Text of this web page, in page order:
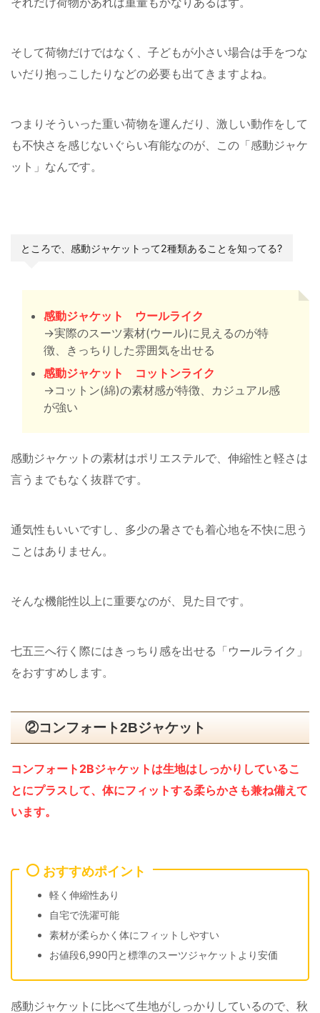
そして荷物だけではなく、子どもが小さい場合は手をつな
いだり抱っこしたりなどの必要も出てきますよね。
つまりそういった重い荷物を運んだり、激しい動作をして
も不快さを感じないぐらい有能なのが、この「感動ジャケ
ット」なんです。
ところで、感動ジャケットって2種類あることを知ってる?
感動ジャケット ウールライク
→実際のスーツ素材(ウール)に見えるのが特
徴、きっちりした雰囲気を出せる
感動ジャケット コットンライク
→コットン(綿)の素材感が特徴、カジュアル感
が強い
感動ジャケットの素材はポリエステルで、伸縮性と軽さは
言うまでもなく抜群です。
通気性もいいですし、多少の暑さでも着心地を不快に思う
ことはありません。
そんな機能性以上に重要なのが、見た目です。
七五三へ行く際にはきっちり感を出せる「ウールライク」
をおすすめします。
②コンフォート2Bジャケット
コンフォート2Bジャケットは生地はしっかりしているこ
とにプラスして、体にフィットする柔らかさも兼ね備えて
います。
おすすめポイント
軽く伸縮性あり
自宅で洗濯可能
素材が柔らかく体にフィットしやすい
お値段6,990円と標準のスーツジャケットより安価
感動ジャケットに比べて生地がしっかりしているので、秋